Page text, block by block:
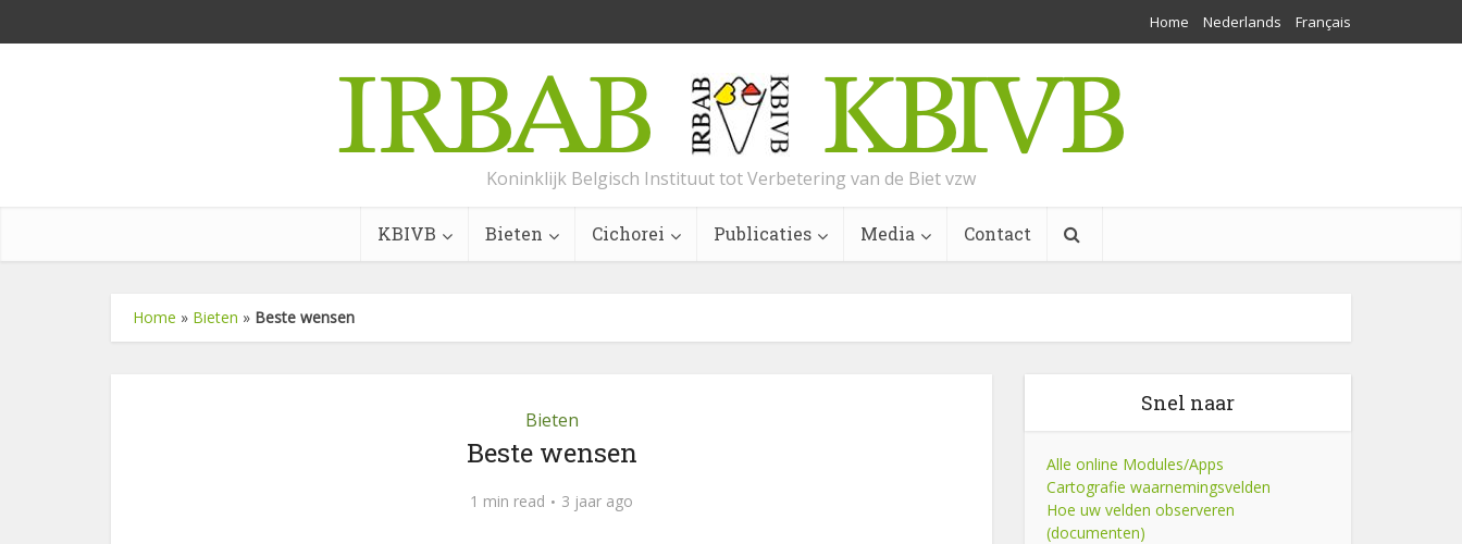
Home Nederlands Français
Koninklijk Belgisch Instituut tot Verbetering van de Biet vzw
KBIVB Bieten Cichorei Publicaties Media Contact
Home » Bieten » Beste wensen
Bieten
Beste wensen
1 min read 3 jaar ago
Snel naar
Alle online Modules/Apps
Cartografie waarnemingsvelden
Hoe uw velden observeren
(documenten)